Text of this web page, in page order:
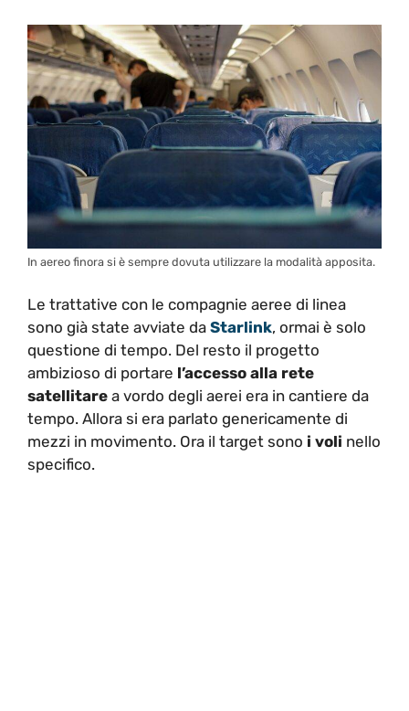
In aereo finora si è sempre dovuta utilizzare la modalità apposita.
Le trattative con le compagnie aeree di linea
sono già state avviate da Starlink, ormai è solo
questione di tempo. Del resto il progetto
ambizioso di portare l’accesso alla rete
satellitare a vordo degli aerei era in cantiere da
tempo. Allora si era parlato genericamente di
mezzi in movimento. Ora il target sono i voli nello
specifico.